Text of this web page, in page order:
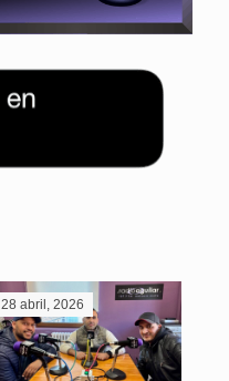
28 abril, 2026